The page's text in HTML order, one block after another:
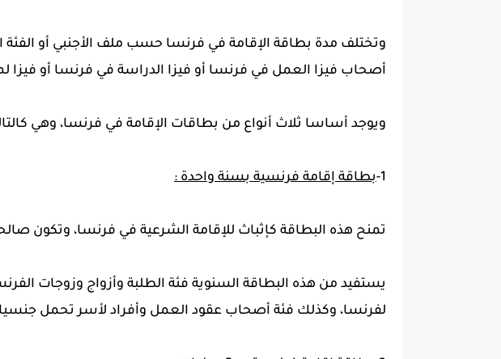
وتختلف مدة بطاقة الإقامة في فرنسا حسب ملف الأجنبي أو الفئة
أصحاب فيزا العمل في فرنسا أو فيزا الدراسة في فرنسا أو
ويوجد أساسا ثلاث أنواع من بطاقات الإقامة في فرنسا، وهي
1- بطاقة إقامة فرنسية بسنة واحدة :
تمنح هذه البطاقة كإثباث للإقامة الشرعية في فرنسا، وتكون
يستفيد من هذه البطاقة السنوية فئة الطلبة وأزواج وزوجات
لفرنسا، وكذلك فئة أصحاب عقود العمل وأفراد لأسر تحمل جنسيات